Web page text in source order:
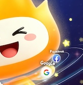
加速
狂飙加速器